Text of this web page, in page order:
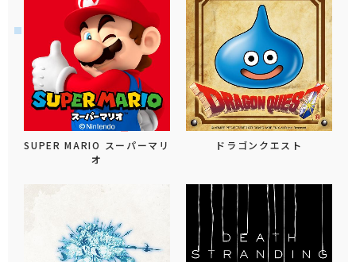
SUPER MARIO スーパーマリ
オ
ドラゴンクエスト